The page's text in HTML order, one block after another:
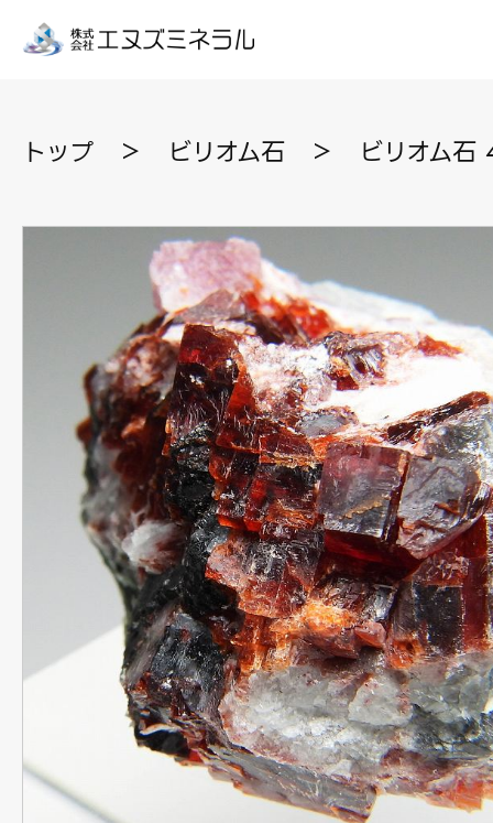
トップ ＞ ビリオム石 ＞ ビリオム